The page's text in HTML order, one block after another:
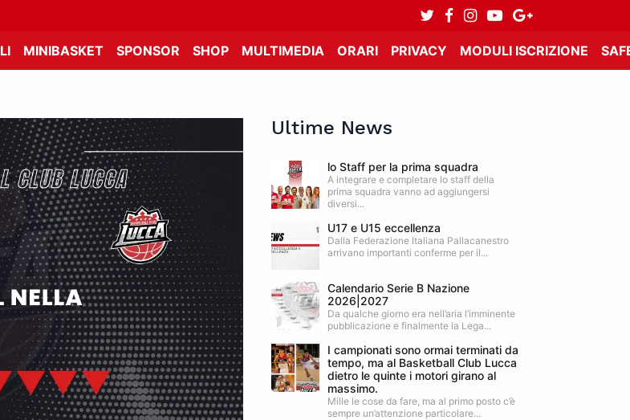
MINIBASKET SPONSOR SHOP MULTIMEDIA ORARI PRIVACY MODULI ISCRIZIONE
Ultime News
lo Staff per la prima squadra
A integrare e completare lo staff della
prima squadra vanno ad aggiungersi
diversi...
U17 e U15 eccellenza
Dalla Federazione Italiana Pallacanestro
arrivano importanti conferme per il...
Calendario Serie B Nazione
2026|2027
Da qualche giorno era nell’aria l’imminente
pubblicazione e finalmente la Lega...
I campionati sono ormai terminati da
tempo, ma al Basketball Club Lucca
dietro le quinte i motori girano al
massimo.
Mille le cose da fare, ma al primo posto c’è
sempre un’attenzione particolare...